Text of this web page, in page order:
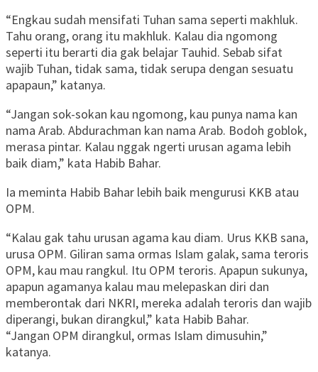
“Engkau sudah mensifati Tuhan sama seperti makhluk.
Tahu orang, orang itu makhluk. Kalau dia ngomong
seperti itu berarti dia gak belajar Tauhid. Sebab sifat
wajib Tuhan, tidak sama, tidak serupa dengan sesuatu
apapaun,” katanya.
“Jangan sok-sokan kau ngomong, kau punya nama kan
nama Arab. Abdurachman kan nama Arab. Bodoh goblok,
merasa pintar. Kalau nggak ngerti urusan agama lebih
baik diam,” kata Habib Bahar.
Ia meminta Habib Bahar lebih baik mengurusi KKB atau
OPM.
“Kalau gak tahu urusan agama kau diam. Urus KKB sana,
urusa OPM. Giliran sama ormas Islam galak, sama teroris
OPM, kau mau rangkul. Itu OPM teroris. Apapun sukunya,
apapun agamanya kalau mau melepaskan diri dan
memberontak dari NKRI, mereka adalah teroris dan wajib
diperangi, bukan dirangkul,” kata Habib Bahar.
“Jangan OPM dirangkul, ormas Islam dimusuhin,”
katanya.